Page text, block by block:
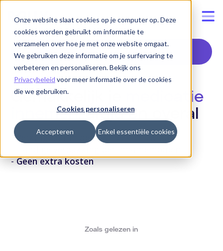
Onze website slaat cookies op je computer op. Deze
cookies worden gebruikt om informatie te
verzamelen over hoe je met onze website omgaat.
We gebruiken deze informatie om je surfervaring te
verbeteren en personaliseren. Bekijk ons
Privacybeleid voor meer informatie over de cookies
die we gebruiken.
Cookies personaliseren
Accepteren Enkel essentiële cookies
GRATIS SERVICE
Gemakkelijk je
medicatie
innemen, altijd en overal
- Verkrijgbaar in de apotheek in uw buurt
-Geen extra kosten
Start nu
Zoals gelezen in